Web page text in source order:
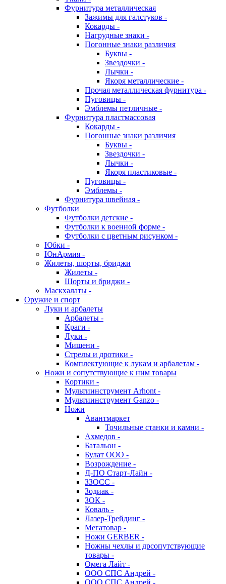
Фурнитура металлическая
Зажимы для галстуков -
Кокарды -
Нагрудные знаки -
Погонные знаки различия
Буквы -
Звездочки -
Лычки -
Якоря металлические -
Прочая металлическая фурнитура -
Пуговицы -
Эмблемы петличные -
Фурнитура пластмассовая
Кокарды -
Погонные знаки различия
Буквы -
Звездочки -
Лычки -
Якоря пластиковые -
Пуговицы -
Эмблемы -
Фурнитура швейная -
Футболки
Футболки детские -
Футболки к военной форме -
Футболки с цветным рисунком -
Юбки -
ЮнАрмия -
Жилеты, шорты, бриджи
Жилеты -
Шорты и бриджи -
Маскхалаты -
Оружие и спорт
Луки и арбалеты
Арбалеты -
Краги -
Луки -
Мишени -
Стрелы и дротики -
Комплектующие к лукам и арбалетам -
Ножи и сопутствующие к ним товары
Кортики -
Мультиинструмент Arhont -
Мультиинструмент Ganzo -
Ножи
Авантмаркет
Точильные станки и камни -
Ахмедов -
Батальон -
Булат ООО -
Возрождение -
Д-ПО Старт-Лайн -
ЗЗОСС -
Зодиак -
ЗОК -
Коваль -
Лазер-Трейдинг -
Мегатовар -
Ножи GERBER -
Ножны чехлы и дрсопутствующие
товары -
Омега Лайт -
ООО СПС Андрей -
ООО СПС Андрей -